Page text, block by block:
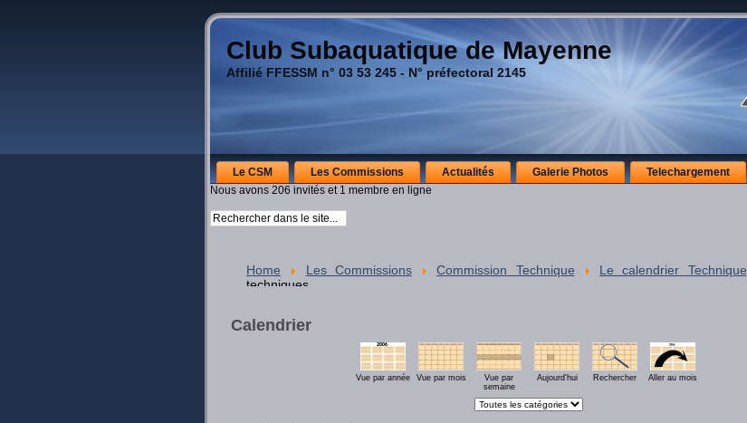
Club Subaquatique de Mayenne
Affilié FFESSM n° 03 53 245 - N° préfectoral 2145
Le CSM Les Commissions Actualités Galerie Photos Telechargement
Nous avons 206 invités et 1 membre en ligne
Home Les Commissions Commission Technique Le calendrier Technique
techniques
Calendrier
Vue par année Vue par mois
Vue par
semaine
Aujourd'hui Rechercher Aller au mois